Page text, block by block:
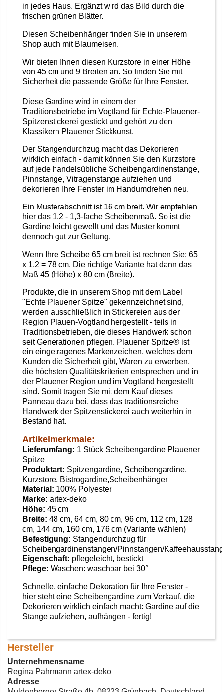
in jedes Haus. Ergänzt wird das Bild durch die
frischen grünen Blätter.
Diesen Scheibenhänger finden Sie in unserem
Shop auch mit Blaumeisen.
Wir bieten Ihnen diesen Kurzstore in einer Höhe
von 45 cm und 9 Breiten an. So finden Sie mit
Sicherheit die passende Größe für Ihre Fenster.
Diese Gardine wird in einem der
Traditionsbetriebe im Vogtland für Echte-Plauener-
Spitzenstickerei gestickt und gehört zu den
Klassikern Plauener Stickkunst.
Der Stangendurchzug macht das Dekorieren
wirklich einfach - damit können Sie den Kurzstore
auf jede handelsübliche Scheibengardinenstange,
Pinnstange, Vitragenstange aufziehen und
dekorieren Ihre Fenster im Handumdrehen neu.
Ein Musterabschnitt ist 16 cm breit. Wir empfehlen
hier das 1,2 - 1,3-fache Scheibenmaß. So ist die
Gardine leicht gewellt und das Muster kommt
dennoch gut zur Geltung.
Wenn Ihre Scheibe 65 cm breit ist rechnen Sie: 65
x 1,2 = 78 cm. Die richtige Variante hat dann das
Maß 45 (Höhe) x 80 cm (Breite).
Produkte, die in unserem Shop mit dem Label
"Echte Plauener Spitze" gekennzeichnet sind,
werden ausschließlich in Stickereien aus der
Region Plauen-Vogtland hergestellt - teils in
Traditionsbetrieben, die dieses Handwerk schon
seit Generationen pflegen. Plauener Spitze® ist
ein eingetragenes Markenzeichen, welches dem
Kunden die Sicherheit gibt, Waren zu erwerben,
die höchsten Qualitätskriterien entsprechen und in
der Plauener Region und im Vogtland hergestellt
sind. Somit tragen Sie mit dem Kauf dieses
Panneau dazu bei, dass das traditionsreiche
Handwerk der Spitzenstickerei auch weiterhin in
Bestand hat.
Artikelmerkmale:
Lieferumfang: 1 Stück Scheibengardine Plauener
Spitze
Produktart: Spitzengardine, Scheibengardine,
Kurzstore, Bistrogardine,Scheibenhänger
Material: 100% Polyester
Marke: artex-deko
Höhe: 45 cm
Breite: 48 cm, 64 cm, 80 cm, 96 cm, 112 cm, 128
cm, 144 cm, 160 cm, 176 cm (Variante wählen)
Befestigung: Stangendurchzug für
Scheibengardinenstangen/Pinnstangen/
Eigenschaft: pflegeleicht, bestickt
Pflege: Waschen: waschbar bei 30°
Schnelle, einfache Dekoration für Ihre Fenster -
hier steht eine Scheibengardine zum Verkauf, die
Dekorieren wirklich einfach macht: Gardine auf die
Stange aufziehen, aufhängen - fertig!
Hersteller
Unternehmensname
Regina Pahrmann artex-deko
Adresse